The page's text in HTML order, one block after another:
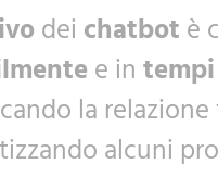
dei chatbot è
e in
la
alcuni